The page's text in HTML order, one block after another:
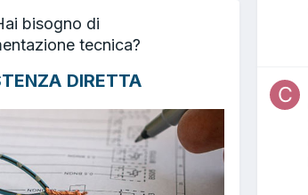
bisogno di
tecnica?
DIRETTA